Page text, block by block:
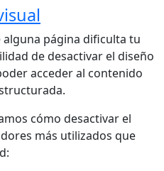
página dificulta tu
de desactivar el diseño
acceder al contenido
cómo desactivar el
más utilizados que